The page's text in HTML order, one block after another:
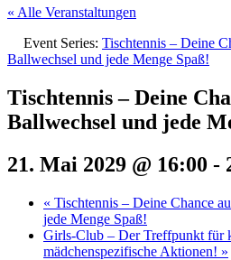
« Alle Veranstaltungen
Event Series: Tischtennis – Deine
Ballwechsel und jede Menge Spaß!
Tischtennis – Deine
Ballwechsel und jede
21. Mai 2029 @ 16:00 -
« Tischtennis – Deine Chance
jede Menge Spaß!
Girls-Club – Der Treffpunkt für
mädchenspezifische Aktionen! »